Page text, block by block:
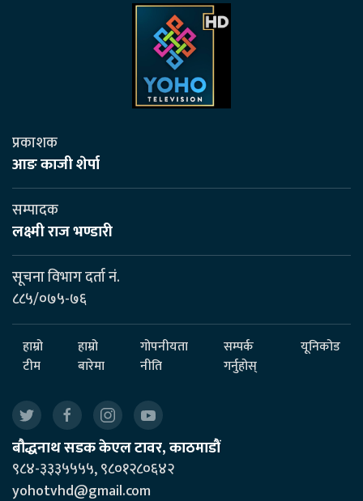
प्रकाशक
आङ काजी शेर्पा
सम्पादक
लक्ष्मी राज भण्डारी
सूचना विभाग दर्ता नं.
८८५/०७५-७६
हाम्रो
टीम
हाम्रो
बारेमा
गोपनीयता
नीति
सम्पर्क
गर्नुहोस्
यूनिकोड
बौद्धनाथ सडक केएल टावर, काठमाडौं
९८४-३३३५५५५, ९८०१२८०६४२
yohotvhd@gmail.com